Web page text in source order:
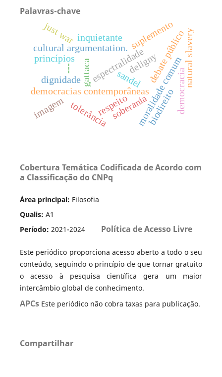
Palavras-chave
--- gattaca
democracias contemporâneasmoralidade comum
dignidade
princípios
biodireito
espectralidade
democracia
soberania
cultural argumentation.
sandel
just war natural slavery
debate público
respeito
tolerância
imagem
deligny
suplemento
inquietante
Cobertura Temática Codificada de Acordo com
a Classificação do CNPq
Área principal: Filosofia
Qualis: A1
Período: 2021-2024 Política de Acesso Livre
Este periódico proporciona acesso aberto a todo o seu
conteúdo, seguindo o princípio de que tornar gratuito
o acesso à pesquisa científica gera um maior
intercâmbio global de conhecimento.
APCs Este periódico não cobra taxas para publicação.
Compartilhar